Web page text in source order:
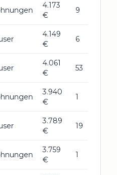
4.173
€
9
4.149
€
6
4.061
€
53
3.940
€
1
3.789
€
19
3.759
€
1